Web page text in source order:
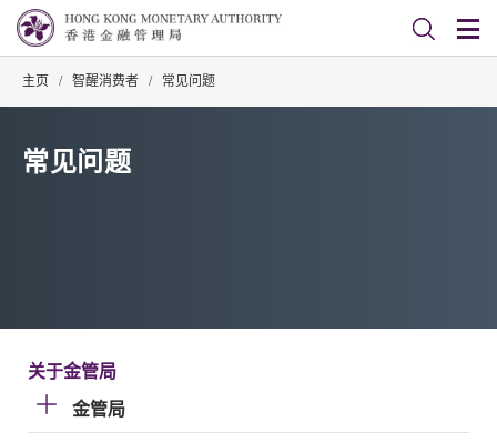
主页 / 智醒消费者 / 常见问题
常见问题
关于金管局
金管局